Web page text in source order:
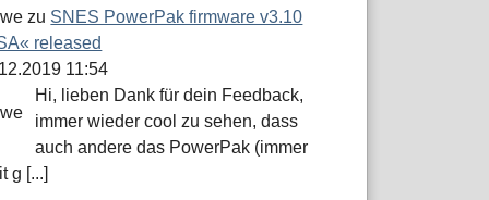
zu SNES PowerPak firmware v3.10
released
11:54
Hi, lieben Dank für dein Feedback,
immer wieder cool zu sehen, dass
auch andere das PowerPak (immer
g [...]